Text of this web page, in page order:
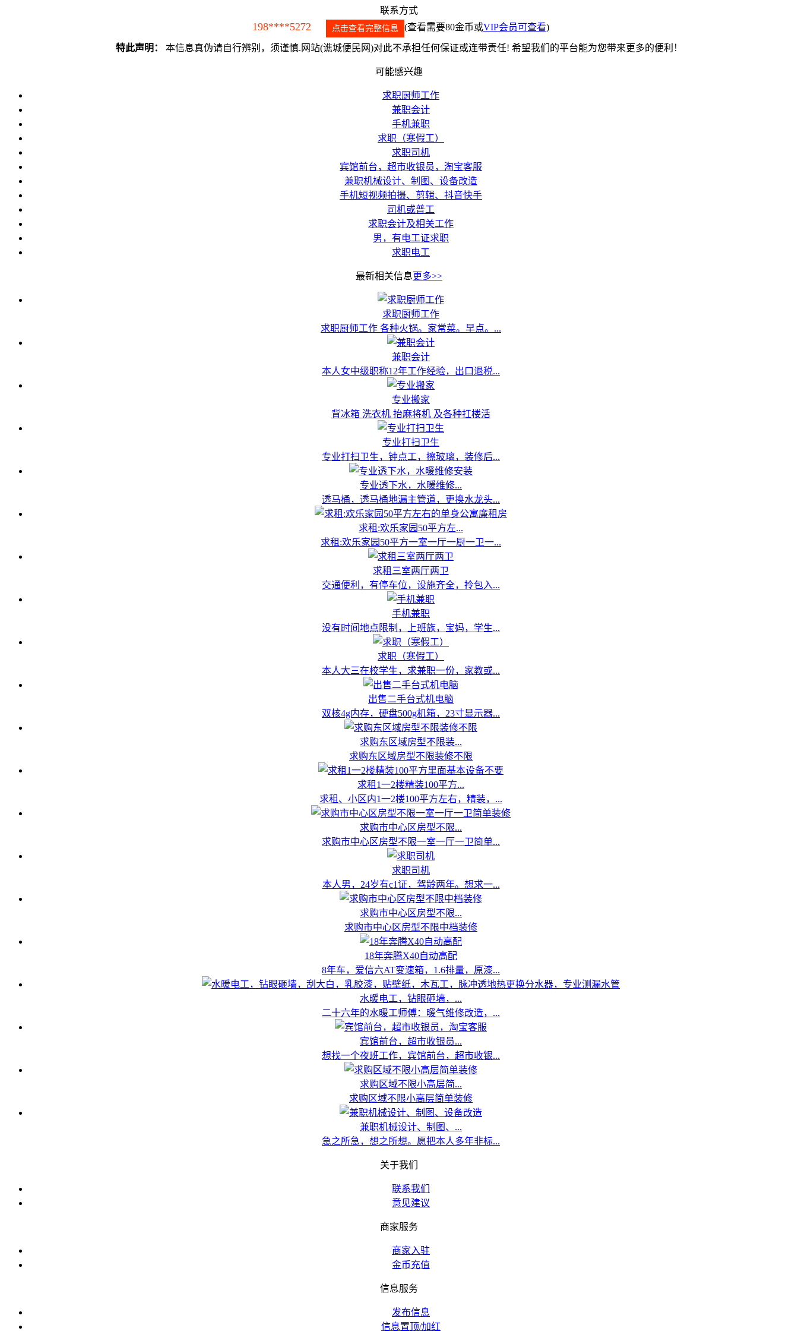
联系方式
198****5272 点击查看完整信息 (查看需要80金币或VIP会员可查看)
特此声明： 本信息真伪请自行辨别，须谨慎.网站(谯城便民网)对此不承担任何保证或连带责任! 希望我们的平台能为您带来更多的便利！
可能感兴趣
求职厨师工作
兼职会计
手机兼职
求职（寒假工）
求职司机
宾馆前台，超市收银员，淘宝客服
兼职机械设计、制图、设备改造
手机短视频拍摄、剪辑、抖音快手
司机或普工
求职会计及相关工作
男，有电工证求职
求职电工
最新相关信息更多>>
求职厨师工作
求职厨师工作 各种火锅。家常菜。早点。...
兼职会计
本人女中级职称12年工作经验，出口退税...
专业搬家
背冰箱 洗衣机 抬麻将机 及各种扛楼活
专业打扫卫生
专业打扫卫生，钟点工，擦玻璃，装修后...
专业透下水，水暖维修...
透马桶，透马桶地漏主管道，更换水龙头...
求租:欢乐家园50平方左...
求租:欢乐家园50平方一室一厅一厨一卫一...
求租三室两厅两卫
交通便利，有停车位，设施齐全，拎包入...
手机兼职
没有时间地点限制，上班族，宝妈，学生...
求职（寒假工）
本人大三在校学生，求兼职一份，家教或...
出售二手台式机电脑
双核4g内存，硬盘500g机箱，23寸显示器...
求购东区域房型不限装...
求购东区域房型不限装修不限
求租1一2楼精装100平方...
求租、小区内1一2楼100平方左右，精装，...
求购市中心区房型不限...
求购市中心区房型不限一室一厅一卫简单...
求职司机
本人男，24岁有c1证，驾龄两年。想求一...
求购市中心区房型不限...
求购市中心区房型不限中档装修
18年奔腾X40自动高配
8年车，爱信六AT变速箱，1.6排量，原漆...
水暖电工，钻眼砸墙，...
二十六年的水暖工师傅：暖气维修改造，...
宾馆前台，超市收银员...
想找一个夜班工作，宾馆前台，超市收银...
求购区域不限小高层简...
求购区域不限小高层简单装修
兼职机械设计、制图、...
急之所急，想之所想。愿把本人多年非标...
关于我们
联系我们
意见建议
商家服务
商家入驻
金币充值
信息服务
发布信息
信息置顶/加红